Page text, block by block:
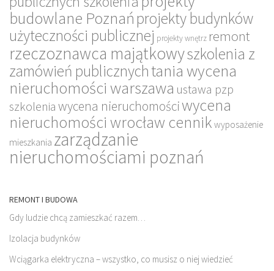
budowlane Poznańprojekty budynków
użyteczności publicznej projekty wnętrz remont
rzeczoznawca majątkowyszkolenia z
zamówień publicznychtania wycena
nieruchomości warszawa ustawa pzp
szkolenia wycena nieruchomościwycena
nieruchomości wrocław cennik wyposażenie
mieszkania zarządzanie
nieruchomościami poznań
REMONT I BUDOWA
Gdy ludzie chcą zamieszkać razem…
Izolacja budynków
Wciągarka elektryczna – wszystko, co musisz o niej wiedzieć